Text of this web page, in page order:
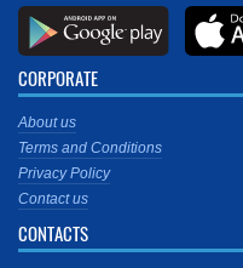
CORPORATE
About us
Terms and Conditions
Privacy Policy
Contact us
CONTACTS